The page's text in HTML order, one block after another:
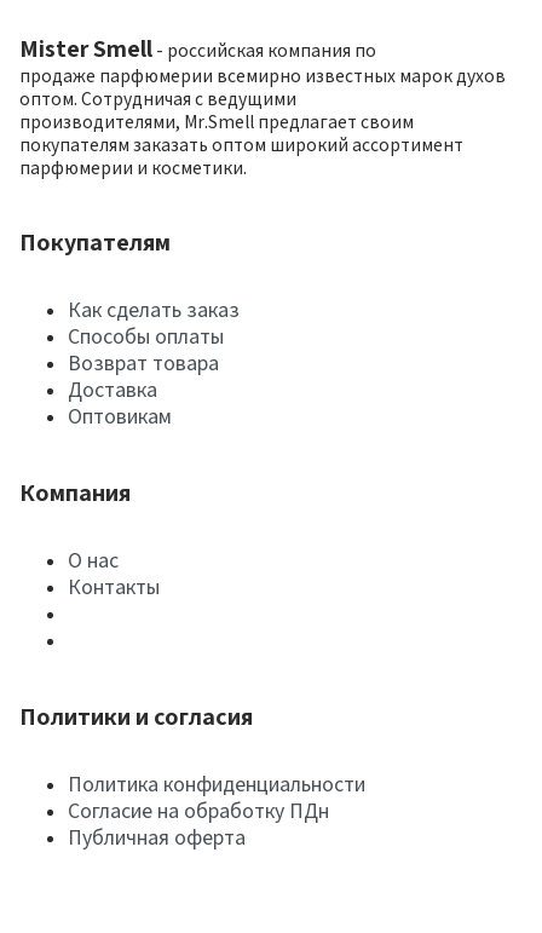
Mister Smell - российская компания по
продаже парфюмерии всемирно известных марок духов
оптом. Сотрудничая с ведущими
производителями, Mr.Smell предлагает своим
покупателям заказать оптом широкий ассортимент
парфюмерии и косметики.
Покупателям
Как сделать заказ
Способы оплаты
Возврат товара
Доставка
Оптовикам
Компания
О нас
Контакты
Политики и согласия
Политика конфиденциальности
Согласие на обработку ПДн
Публичная оферта